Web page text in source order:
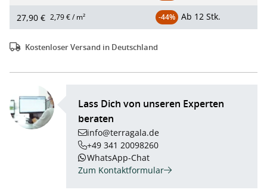
27,90 € 2,79 € / m² -44% Ab 12 Stk.
Kostenloser Versand in Deutschland
Lass Dich von unseren Experten
beraten
info@terragala.de
+49 341 20098260
WhatsApp-Chat
Zum Kontaktformular